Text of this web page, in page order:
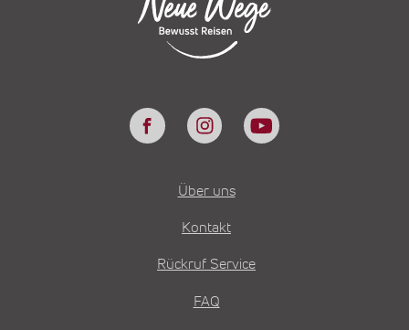
Über uns
Kontakt
Rückruf Service
FAQ